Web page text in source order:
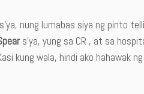
s’ya, nung lumabas siya ng pinto
s’ya, yung sa CR , at sa
kung wala, hindi ako hahawak